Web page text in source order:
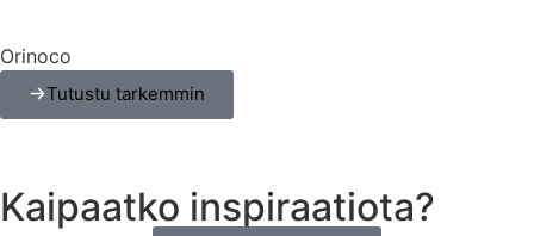
Orinoco
Tutustu tarkemmin
Kaipaatko inspiraatiota?